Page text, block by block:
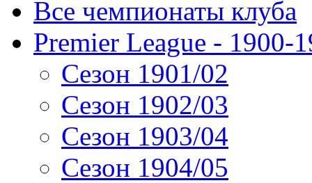
Все чемпионаты клуба
Premier League - 1900-
Сезон 1901/02
Сезон 1902/03
Сезон 1903/04
Сезон 1904/05